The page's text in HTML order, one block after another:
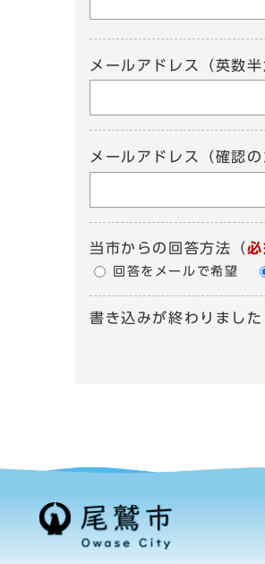
メールアドレス（英数半
メールアドレス（確認
当市からの回答方法 （必
回答をメールで希望
書き込みが終わりまし